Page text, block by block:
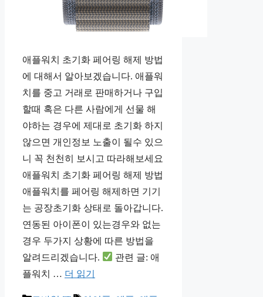
애플워치 초기화 페어링 해제 방법
에 대해서 알아보겠습니다. 애플워
치를 중고 거래로 판매하거나 구입
할때 혹은 다른 사람에게 선물 해
야하는 경우에 제대로 초기화 하지
않으면 개인정보 노출이 될수 있으
니 꼭 천천히 보시고 따라해보세요
애플워치 초기화 페어링 해제 방법
애플워치를 페어링 해제하면 기기
는 공장초기화 상태로 돌아갑니다.
연동된 아이폰이 있는경우와 없는
경우 두가지 상황에 따른 방법을
알려드리겠습니다.
관련 글: 애
플워치 … 더 읽기